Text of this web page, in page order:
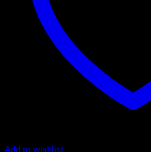
Add to wishlist